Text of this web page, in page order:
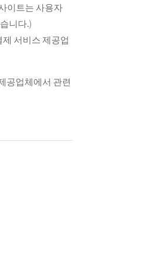
이트는 사용자
니다.)
서비스 제공업
공업체에서 관련